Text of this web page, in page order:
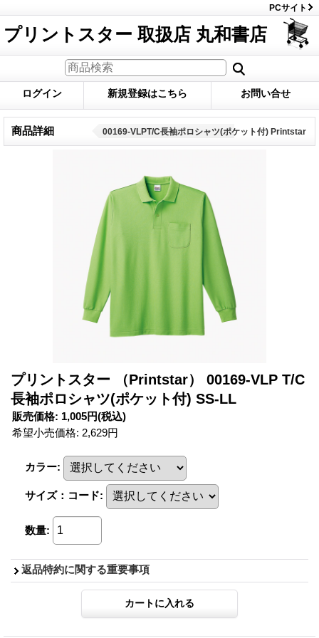
PCサイト
プリントスター 取扱店 丸和書店
ログイン 新規登録はこちら お問い合せ
商品詳細 00169-VLPT/C長袖ポロシャツ(ポケット付) Printstar
プリントスター （Printstar） 00169-VLP T/C
長袖ポロシャツ(ポケット付) SS-LL
販売価格: 1,005円(税込)
希望小売価格: 2,629円
カラー:
サイズ：コード:
数量:
返品特約に関する重要事項